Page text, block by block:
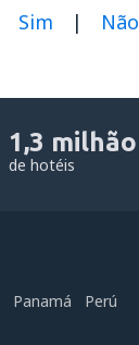
Sim | Não
1,3 milhão
de hotéis
Panamá
Perú